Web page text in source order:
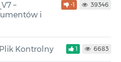
–
i
-1 39346
Kontrolny 1 6683